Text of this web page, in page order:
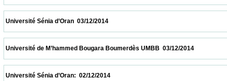
Université Sénia d’Oran  03/12/2014
Université de M’hammed Bougara Boumerdès UMBB  03/12/
Université Sénia d’Oran:  02/12/2014